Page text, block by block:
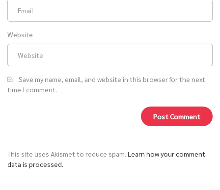
Website
Save my name, email, and website in this browser for the next
time I comment.
This site uses Akismet to reduce spam. Learn how your comment
data is processed.